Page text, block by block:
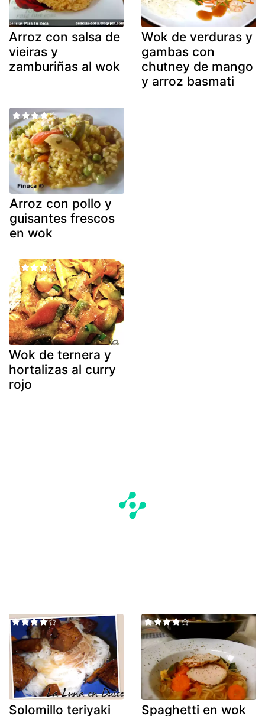
Arroz con salsa de
vieiras y
zamburiñas al wok
Wok de verduras y
gambas con
chutney de mango
y arroz basmati
Arroz con pollo y
guisantes frescos
en wok
Wok de ternera y
hortalizas al curry
rojo
Solomillo teriyaki
Spaghetti en wok